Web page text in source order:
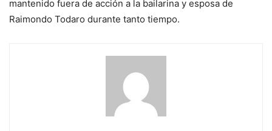
mantenido fuera de acción a la bailarina y esposa de
Raimondo Todaro durante tanto tiempo.